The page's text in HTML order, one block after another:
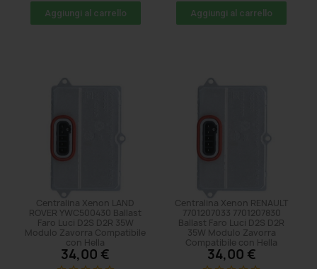
acquistato: 5 volte
Aggiungi al carrello
acquistato: 5 volte
Aggiungi al carrello
Centralina Xenon LAND
ROVER YWC500430 Ballast
Faro Luci D2S D2R 35W
Modulo Zavorra Compatibile
con Hella
34,00 €
Centralina Xenon RENAULT
7701207033 7701207830
Ballast Faro Luci D2S D2R
35W Modulo Zavorra
Compatibile con Hella
34,00 €